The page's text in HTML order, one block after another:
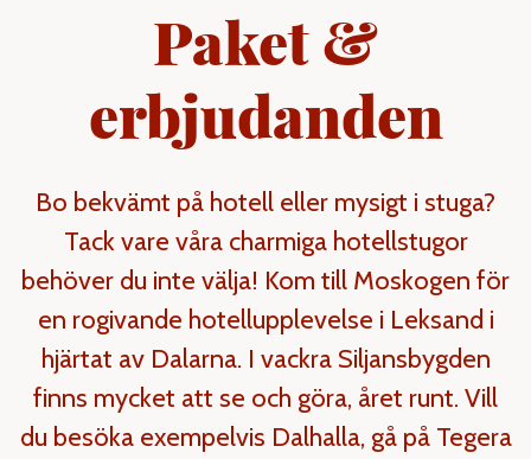
Paket &
erbjudanden
Bo bekvämt på hotell eller mysigt i stuga?
Tack vare våra charmiga hotellstugor
behöver du inte välja! Kom till Moskogen för
en rogivande hotellupplevelse i Leksand i
hjärtat av Dalarna. I vackra Siljansbygden
finns mycket att se och göra, året runt. Vill
du besöka exempelvis Dalhalla, gå på Tegera